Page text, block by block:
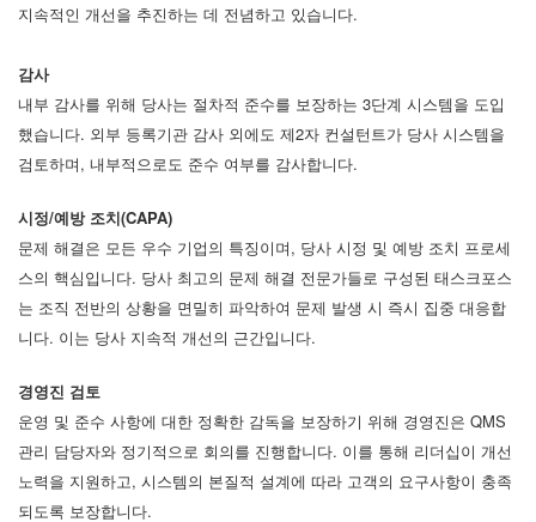
지속적인 개선을 추진하는 데 전념하고 있습니다.
감사
내부 감사를 위해 당사는 절차적 준수를 보장하는 3단계 시스템을 도입
했습니다. 외부 등록기관 감사 외에도 제2자 컨설턴트가 당사 시스템을
검토하며, 내부적으로도 준수 여부를 감사합니다.
시정/예방 조치(CAPA)
문제 해결은 모든 우수 기업의 특징이며, 당사 시정 및 예방 조치 프로세
스의 핵심입니다. 당사 최고의 문제 해결 전문가들로 구성된 태스크포스
는 조직 전반의 상황을 면밀히 파악하여 문제 발생 시 즉시 집중 대응합
니다. 이는 당사 지속적 개선의 근간입니다.
경영진 검토
운영 및 준수 사항에 대한 정확한 감독을 보장하기 위해 경영진은 QMS
관리 담당자와 정기적으로 회의를 진행합니다. 이를 통해 리더십이 개선
노력을 지원하고, 시스템의 본질적 설계에 따라 고객의 요구사항이 충족
되도록 보장합니다.